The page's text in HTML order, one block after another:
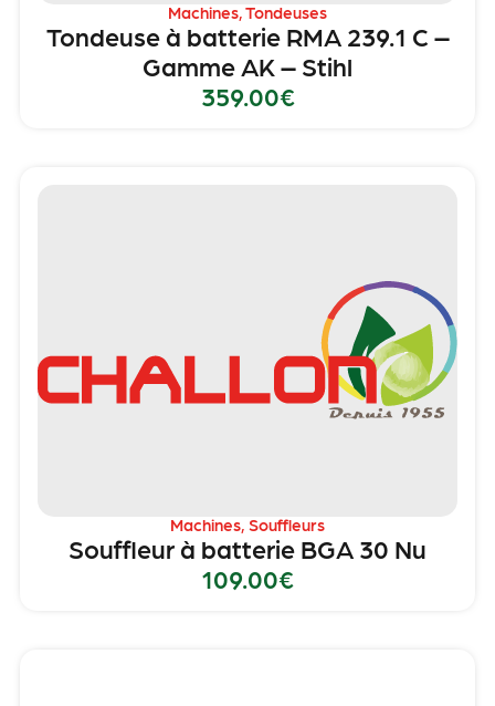
Machines Tondeuses
Tondeuse à batterie RMA 239.1 C –
Gamme AK – Stihl
359.00€
Machines Souffleurs
Souffleur à batterie BGA 30 Nu
109.00€